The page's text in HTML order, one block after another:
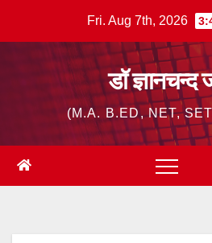
Fri. Aug 7th, 2026
डॉ ज्ञानचन्द
(M.A. B.ED, NET,